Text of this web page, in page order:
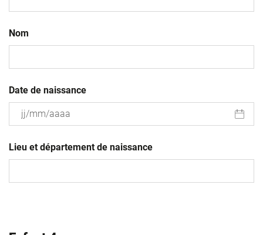
Nom
Date de naissance
slash
MM
Lieu et département de naissance